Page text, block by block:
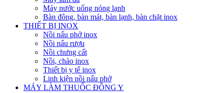
Máy nước uống nóng lạnh
Bàn đông, bàn mát, bàn lạnh, bàn chặt inox
THIẾT BỊ INOX
Nồi nấu phở inox
Nồi nấu rượu
Nồi chưng cất
Nồi, chảo inox
Thiết bị y tế inox
Linh kiện nồi nấu phở
MÁY LÀM THUỐC ĐÔNG Y